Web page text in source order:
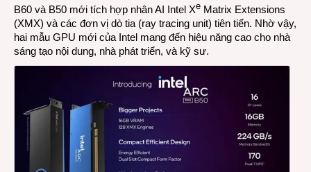
B60 và B50 mới tích hợp nhân AI Intel Xe Matrix Extensions
(XMX) và các đơn vị dò tia (ray tracing unit) tiên tiến. Nhờ vậy,
hai mẫu GPU mới của Intel mang đến hiệu năng cao cho nhà
sáng tạo nội dung, nhà phát triển, và kỹ sư.